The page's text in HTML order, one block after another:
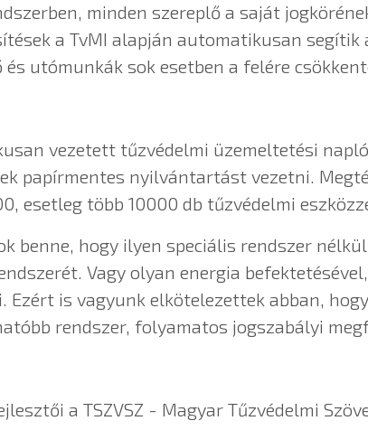
minden szereplő a saját
a TvMI alapján automatikusan
és utómunkák sok esetben a felére
vezetett tűzvédelmi üzemeltetési
papírmentes nyilvántartást vezetni.
esetleg több 10000 db tűzvédelmi
benne, hogy ilyen speciális rendszer
Vagy olyan energia
Ezért is vagyunk elkötelezettek abban,
rendszer, folyamatos jogszabályi
a TSZVSZ - Magyar Tűzvédelmi